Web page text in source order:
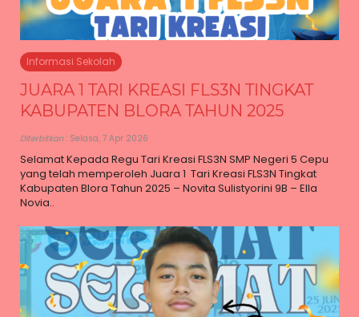
Informasi Sekolah
JUARA 1 TARI KREASI FLS3N TINGKAT
KABUPATEN BLORA TAHUN 2025
Diterbitkan: Selasa, 7 Apr 2026
Selamat Kepada Regu Tari Kreasi FLS3N SMP Negeri 5 Cepu
yang telah memperoleh Juara 1 Tari Kreasi FLS3N Tingkat
Kabupaten Blora Tahun 2025 – Novita Sulistyorini 9B – Ella
Novia..